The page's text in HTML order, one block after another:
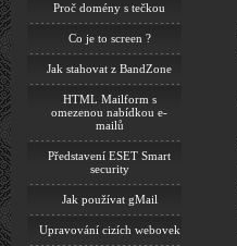
Proč domény s tečkou
Co je to screen ?
Jak stahovat z BandZone
HTML Mailform s
omezenou nabídkou e-
mailů
Představení ESET Smart
security
Jak používat gMail
Upravování cizích webovek